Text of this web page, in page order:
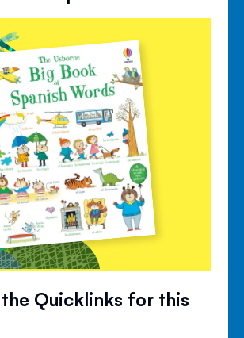
Quicklinks for this